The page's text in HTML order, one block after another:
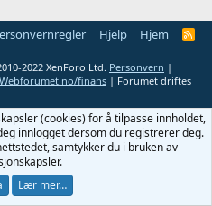
Hjelp Hjem
R
2022 XenForo Ltd. Personvern |
Webforumet.no/finans | Forumet driftes
(cookies) for å tilpasse innholdet,
innlogget dersom du registrerer deg.
samtykker du i bruken av
Lær mer…